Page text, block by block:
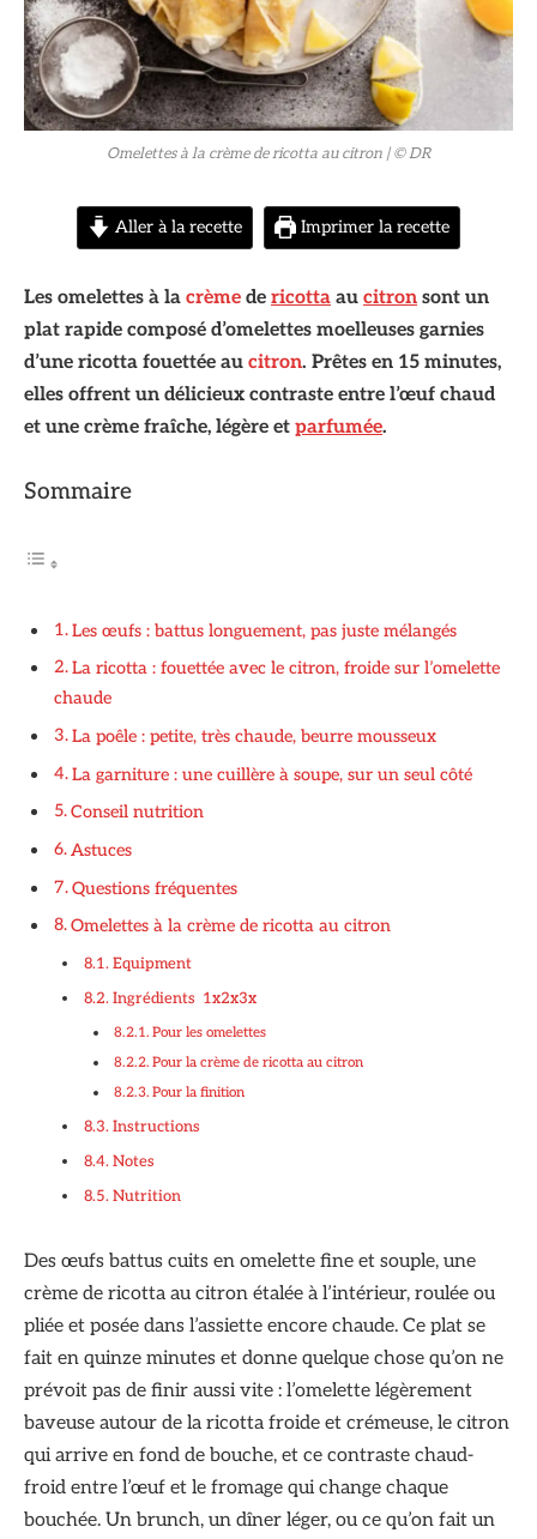
Omelettes à la crème de ricotta au citron | © DR
Aller à la recette Imprimer la recette
Les omelettes à la crème de ricotta au citron sont un
plat rapide composé d’omelettes moelleuses garnies
d’une ricotta fouettée au citron. Prêtes en 15 minutes,
elles offrent un délicieux contraste entre l’œuf chaud
et une crème fraîche, légère et parfumée.
Sommaire
Les œufs : battus longuement, pas juste mélangés
La ricotta : fouettée avec le citron, froide sur l’omelette
chaude
La poêle : petite, très chaude, beurre mousseux
La garniture : une cuillère à soupe, sur un seul côté
Conseil nutrition
Astuces
Questions fréquentes
Omelettes à la crème de ricotta au citron
Equipment
Ingrédients 1x2x3x
Pour les omelettes
Pour la crème de ricotta au citron
Pour la finition
Instructions
Notes
Nutrition
Des œufs battus cuits en omelette fine et souple, une
crème de ricotta au citron étalée à l’intérieur, roulée ou
pliée et posée dans l’assiette encore chaude. Ce plat se
fait en quinze minutes et donne quelque chose qu’on ne
prévoit pas de finir aussi vite : l’omelette légèrement
baveuse autour de la ricotta froide et crémeuse, le citron
qui arrive en fond de bouche, et ce contraste chaud-
froid entre l’œuf et le fromage qui change chaque
bouchée. Un brunch, un dîner léger, ou ce qu’on fait un